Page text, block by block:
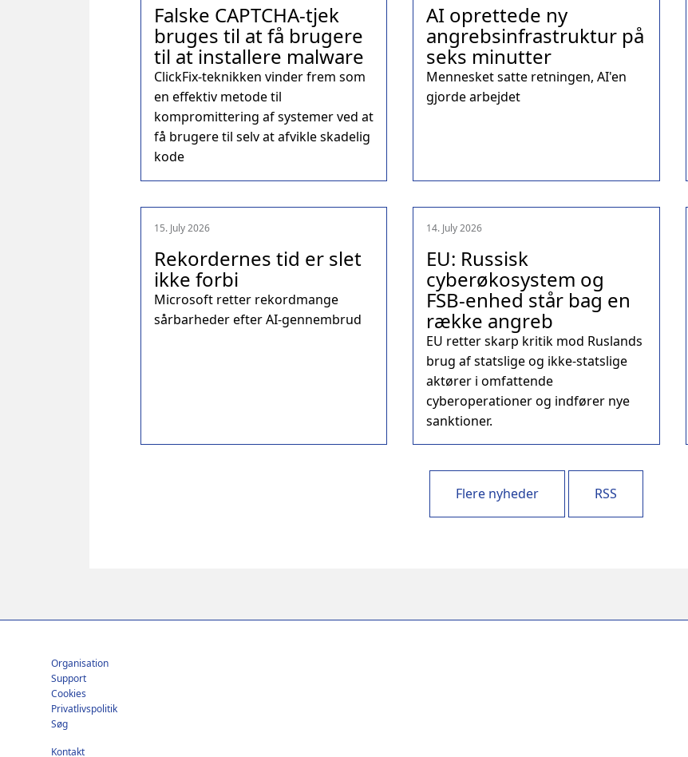
Falske CAPTCHA-tjek
bruges til at få brugere
til at installere malware
ClickFix-teknikken vinder frem som
en effektiv metode til
kompromittering af systemer ved at
få brugere til selv at afvikle skadelig
kode
AI oprettede ny
angrebsinfrastruktur på
seks minutter
Mennesket satte retningen, AI'en
gjorde arbejdet
15. July 2026
Rekordernes tid er slet
ikke forbi
Microsoft retter rekordmange
sårbarheder efter AI-gennembrud
14. July 2026
EU: Russisk
cyberøkosystem og
FSB-enhed står bag en
række angreb
EU retter skarp kritik mod Ruslands
brug af statslige og ikke-statslige
aktører i omfattende
cyberoperationer og indfører nye
sanktioner.
Flere nyheder RSS
Footer
Organisation
Support
Cookies
Privatlivspolitik
Søg
Kontakt